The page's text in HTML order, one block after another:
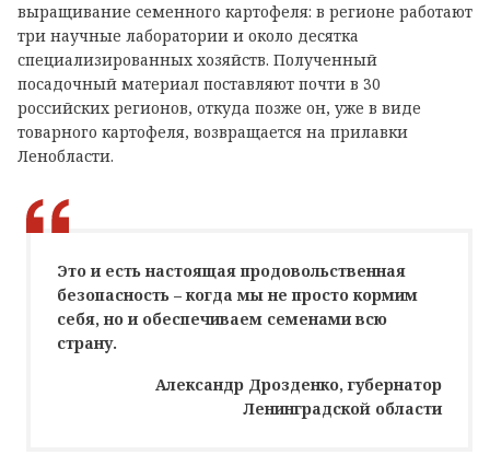
выращивание семенного картофеля: в регионе работают
три научные лаборатории и около десятка
специализированных хозяйств. Полученный
посадочный материал поставляют почти в 30
российских регионов, откуда позже он, уже в виде
товарного картофеля, возвращается на прилавки
Ленобласти.
Это и есть настоящая продовольственная
безопасность – когда мы не просто кормим
себя, но и обеспечиваем семенами всю
страну.
Александр Дрозденко, губернатор
Ленинградской области